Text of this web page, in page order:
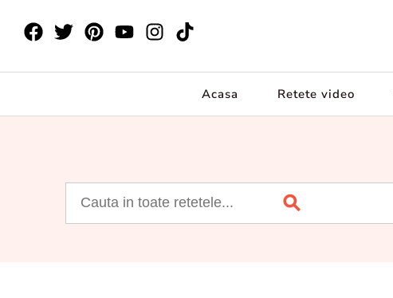
Acasa Retete video